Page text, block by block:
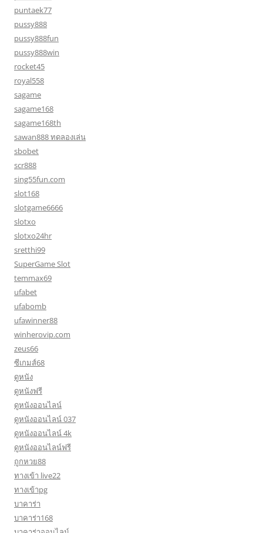
puntaek77
pussy888
pussy888fun
pussy888win
rocket45
royal558
sagame
sagame168
sagame168th
sawan888 ทดลองเล่น
sbobet
scr888
sing55fun.com
slot168
slotgame6666
slotxo
slotxo24hr
sretthi99
SuperGame Slot
temmax69
ufabet
ufabomb
ufawinner88
winherovip.com
zeus66
ซีเกมส์68
ดูหนัง
ดูหนังฟรี
ดูหนังออนไลน์
ดูหนังออนไลน์ 037
ดูหนังออนไลน์ 4k
ดูหนังออนไลน์ฟรี
ถูกหวย88
ทางเข้า live22
ทางเข้าpg
บาคาร่า
บาคาร่า168